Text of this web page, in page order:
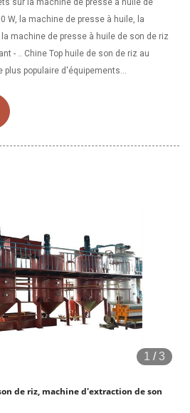
sur la machine de presse à huile de
W, la machine de presse à huile, la
machine de presse à huile de son de riz
- .. Chine Top huile de son de riz au
plus populaire d'équipements
les machines de fabrication d'huile de
d'huile de son de riz au Burkina
1 /3
de riz, machine d'extraction de son